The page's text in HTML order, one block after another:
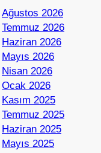
Ağustos 2026
Temmuz 2026
Haziran 2026
Mayıs 2026
Nisan 2026
Ocak 2026
Kasım 2025
Temmuz 2025
Haziran 2025
Mayıs 2025